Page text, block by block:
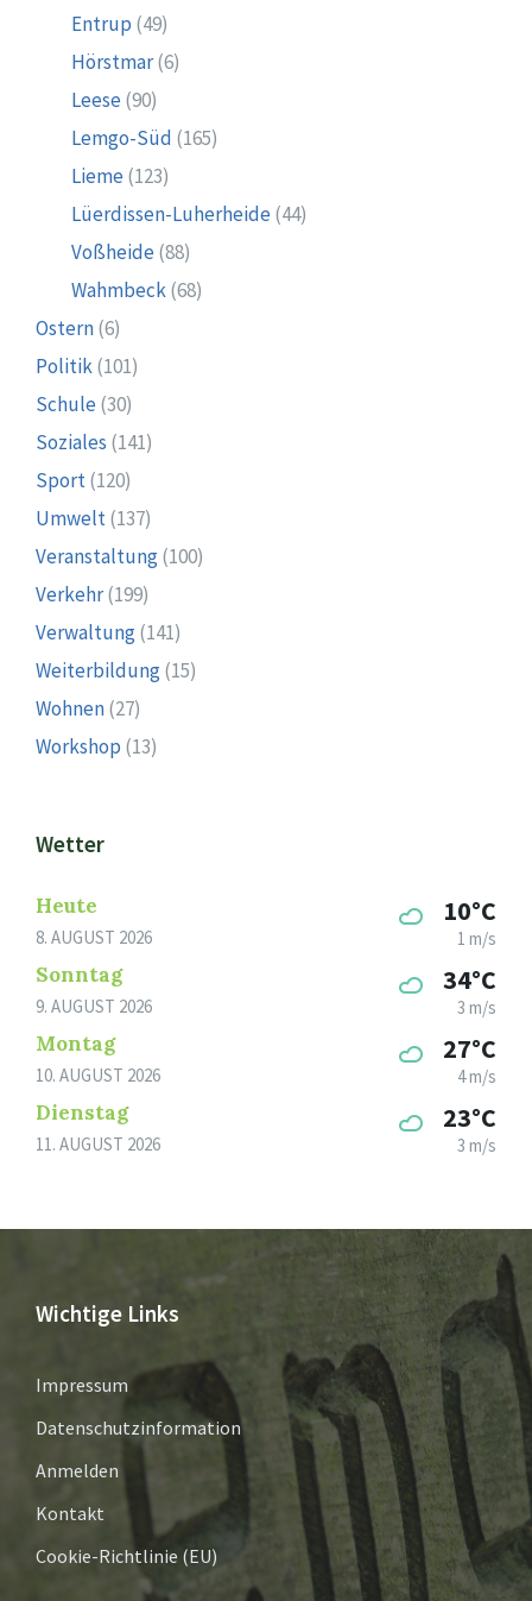
Entrup (49)
Hörstmar(6)
Leese (90)
Lemgo-Süd (165)
Lieme (123)
Lüerdissen-Luherheide (44)
Voßheide (88)
Wahmbeck(68)
Ostern(6)
Politik(101)
Schule (30)
Soziales (141)
Sport(120)
Umwelt(137)
Veranstaltung(100)
Verkehr(199)
Verwaltung(141)
Weiterbildung(15)
Wohnen(27)
Workshop (13)
Wetter
Heute
8. AUGUST 2026
10°C
1 m/s
Sonntag
9. AUGUST 2026
34°C
3 m/s
Montag
10. AUGUST 2026
27°C
4 m/s
Dienstag
11. AUGUST 2026
23°C
3 m/s
Wichtige Links
Impressum
Datenschutzinformation
Anmelden
Kontakt
Cookie-Richtlinie (EU)